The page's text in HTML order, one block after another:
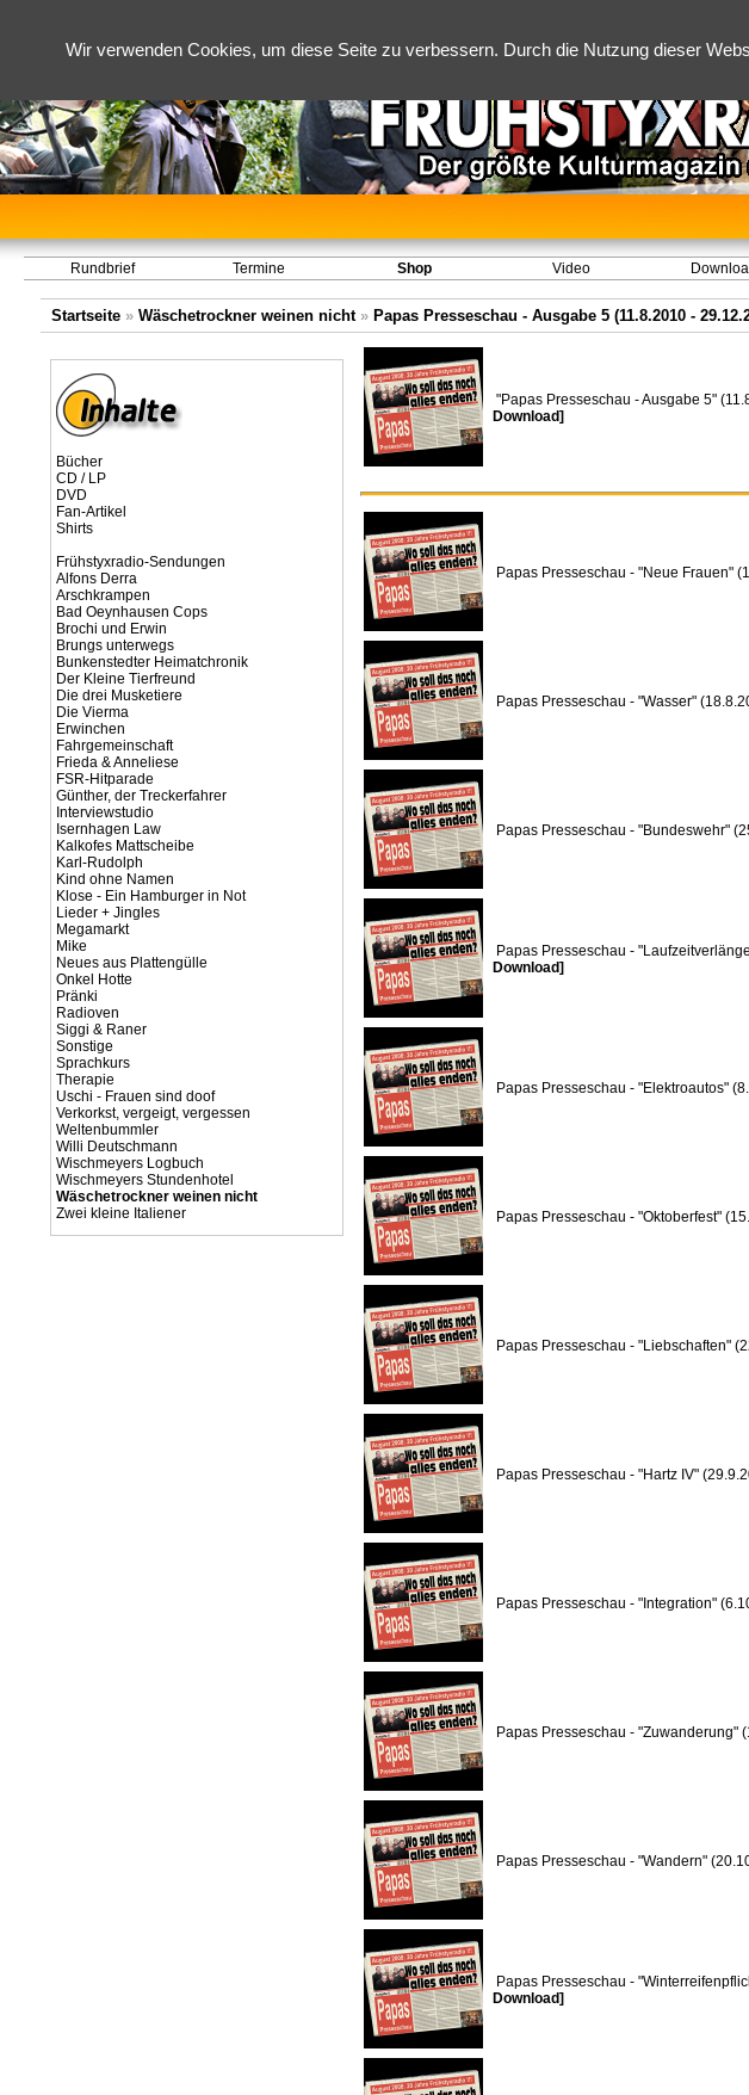
Wir verwenden Cookies, um diese Seite zu verbessern. Durch die Nutzung dieser
Rundbrief Termine Shop Video
Startseite » Wäschetrockner weinen nicht» Papas Presseschau - Ausgabe 5 (11.8.2010 -
Bücher
CD / LP
DVD
Fan-Artikel
Shirts
Frühstyxradio-Sendungen
Alfons Derra
Arschkrampen
Bad Oeynhausen Cops
Brochi und Erwin
Brungs unterwegs
Bunkenstedter Heimatchronik
Der Kleine Tierfreund
Die drei Musketiere
Die Vierma
Erwinchen
Fahrgemeinschaft
Frieda & Anneliese
FSR-Hitparade
Günther, der Treckerfahrer
Interviewstudio
Isernhagen Law
Kalkofes Mattscheibe
Karl-Rudolph
Kind ohne Namen
Klose - Ein Hamburger in Not
Lieder + Jingles
Megamarkt
Mike
Neues aus Plattengülle
Onkel Hotte
Pränki
Radioven
Siggi & Raner
Sonstige
Sprachkurs
Therapie
Uschi - Frauen sind doof
Verkorkst, vergeigt, vergessen
Weltenbummler
Willi Deutschmann
Wischmeyers Logbuch
Wischmeyers Stundenhotel
Wäschetrockner weinen nicht
Zwei kleine Italiener
"Papas Presseschau - Ausgabe 5"
Download]
Papas Presseschau - "Neue Frauen"
Papas Presseschau - "Wasser"
Papas Presseschau - "Bundeswehr"
Papas Presseschau -
Download]
Papas Presseschau - "Elektroautos"
Papas Presseschau - "Oktoberfest"
Papas Presseschau - "Liebschaften"
Papas Presseschau - "Hartz IV"
Papas Presseschau - "Integration"
Papas Presseschau - "Zuwanderung"
Papas Presseschau - "Wandern"
Papas Presseschau -
Download]